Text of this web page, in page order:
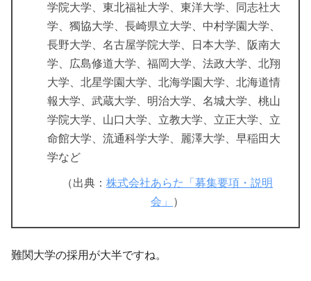
学院大学、東北福祉大学、東洋大学、同志社大
学、獨協大学、長崎県立大学、中村学園大学、
長野大学、名古屋学院大学、日本大学、阪南大
学、広島修道大学、福岡大学、法政大学、北翔
大学、北星学園大学、北海学園大学、北海道情
報大学、武蔵大学、明治大学、名城大学、桃山
学院大学、山口大学、立教大学、立正大学、立
命館大学、流通科学大学、麗澤大学、早稲田大
学など
（出典： 株式会社あらた「募集要項・説明
会」
）
難関大学の採用が大半ですね。